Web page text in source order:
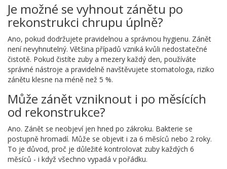
Je možné se vyhnout zánětu po
rekonstrukci chrupu úplně?
Ano, pokud dodržujete pravidelnou a správnou hygienu. Zánět
není nevyhnutelný. Většina případů vzniká kvůli nedostatečné
čistotě. Pokud čistíte zuby a mezery každý den, používáte
správné nástroje a pravidelně navštěvujete stomatologa, riziko
zánětu klesne na méně než 5 %.
Může zánět vzniknout i po měsících
od rekonstrukce?
Ano. Zánět se neobjeví jen hned po zákroku. Bakterie se
postupně hromadí. Může se objevit i za 6 měsíců nebo 2 roky.
To je důvod, proč je důležité kontrolovat zuby každých 6
měsíců - i když všechno vypadá v pořádku.